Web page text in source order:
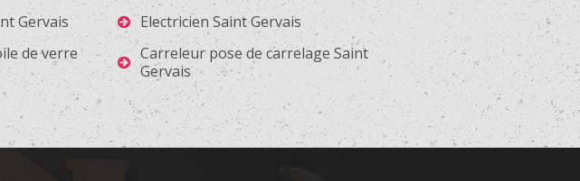
Gervais
de verre
Electricien Saint Gervais
Carreleur pose de carrelage Saint
Gervais